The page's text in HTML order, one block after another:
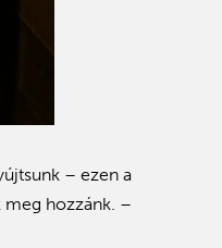
– ezen a
meg hozzánk. –